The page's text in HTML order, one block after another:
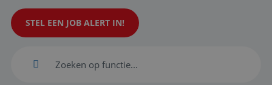
STEL EEN JOB ALERT IN!